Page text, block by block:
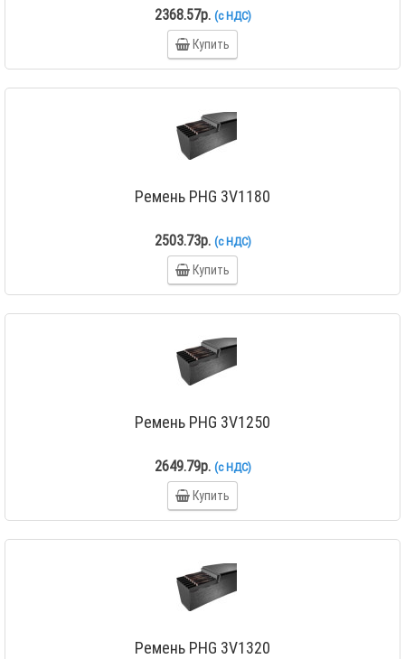
2368.57р. (с НДС)
Купить
Ремень PHG 3V1180
2503.73р. (с НДС)
Купить
Ремень PHG 3V1250
2649.79р. (с НДС)
Купить
Ремень PHG 3V1320